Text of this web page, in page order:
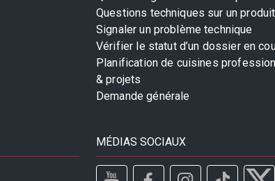
Questions techniques sur un produit
Signaler un problème technique
Vérifier le statut d’un dossier en
Planification de cuisines
& projets
Demande générale
MÉDIAS SOCIAUX